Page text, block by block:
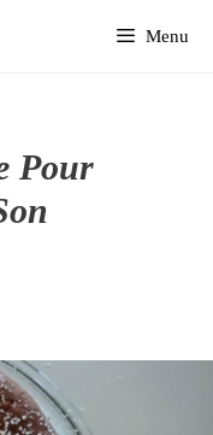
Menu
Pour